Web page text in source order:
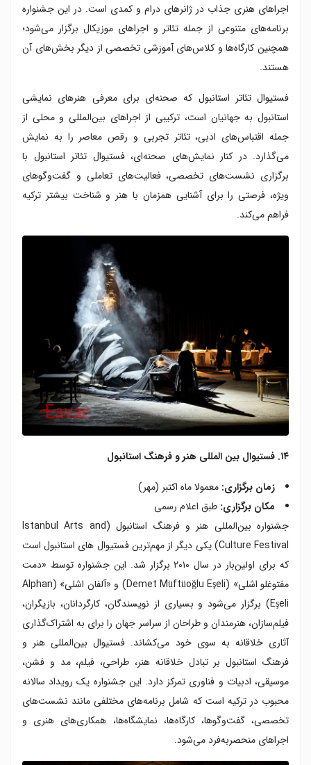
اجراهای هنری جذاب در ژانرهای درام و کمدی است. در این جشنواره
برنامه‌های متنوعی از جمله تئاتر و اجراهای موزیکال برگزار می‌شود؛
همچنین کارگاه‌ها و کلاس‌های آموزشی تخصصی از دیگر بخش‌های آن
هستند.
فستیوال تئاتر استانبول که صحنه‌ای برای معرفی هنرهای نمایشی
استانبول به جهانیان است، ترکیبی از اجراهای بین‌المللی و محلی از
جمله اقتباس‌های ادبی، تئاتر تجربی و رقص معاصر را به نمایش
می‌گذارد. در کنار نمایش‌های صحنه‌ای، فستیوال تئاتر استانبول با
برگزاری نشست‌های تخصصی، فعالیت‌های تعاملی و گفت‌وگوهای
ویژه، فرصتی را برای آشنایی همزمان با هنر و شناخت بیشتر ترکیه
فراهم می‌کند.
۱۴. فستیوال بین المللی هنر و فرهنگ استانبول
زمان برگزاری: معمولا ماه اکتبر (مهر)
مکان برگزاری: طبق اعلام رسمی
جشنواره بین‌المللی هنر و فرهنگ استانبول (Istanbul Arts and
Culture Festival) یکی دیگر از مهم‌ترین فستیوال های استانبول است
که برای اولین‌بار در سال ۲۰۱۰ برگزار شد. این جشنواره توسط «دمت
مفتوغلو اشلی» (Demet Müftüoğlu Eşeli) و «آلفان اشلی» (Alphan
Eşeli) برگزار می‌شود و بسیاری از نویسندگان، کارگردانان، بازیگران،
فیلم‌سازان، هنرمندان و طراحان از سراسر جهان را برای به اشتراک‌گذاری
آثاری خلاقانه به سوی خود می‌کشاند. فستیوال بین‌المللی هنر و
فرهنگ استانبول بر تبادل خلاقانه هنر، طراحی، فیلم، مد و فشن،
موسیقی، ادبیات و فناوری تمرکز دارد. این جشنواره یک رویداد سالانه
محبوب در ترکیه است که شامل برنامه‌های مختلفی مانند نشست‌های
تخصصی، گفت‌وگوها، کارگاه‌ها، نمایشگاه‌ها، همکاری‌های هنری و
اجراهای منحصربه‌فرد می‌شود.